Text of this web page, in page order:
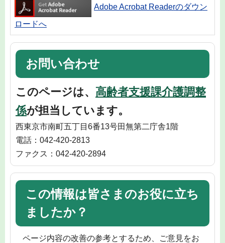
Adobe Acrobat Readerのダウン
ロードへ
お問い合わせ
このページは、 高齢者支援課介護調整
係が担当しています。
西東京市南町五丁目6番13号田無第二庁舎1階
電話：042-420-2813
ファクス：042-420-2894
この情報は皆さまのお役に立ち
ましたか？
ページ内容の改善の参考とするため、ご意見をお